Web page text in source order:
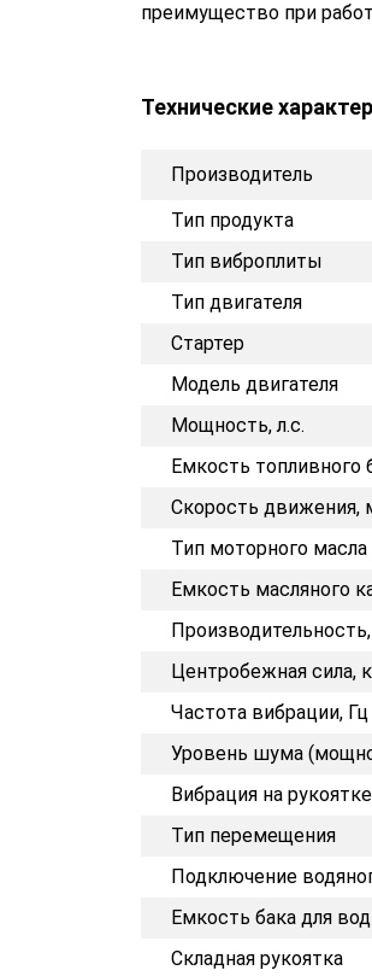
преимущество при
Технические
Производитель
Тип продукта
Тип виброплиты
Тип двигателя
Стартер
Модель двигателя
Мощность, л.с.
Емкость топливного
Скорость движения,
Тип моторного масла
Емкость масляного
Центробежная сила,
Частота вибрации, Гц
Уровень шума
Вибрация на
Тип перемещения
Подключение
Емкость бака для
Складная рукоятка